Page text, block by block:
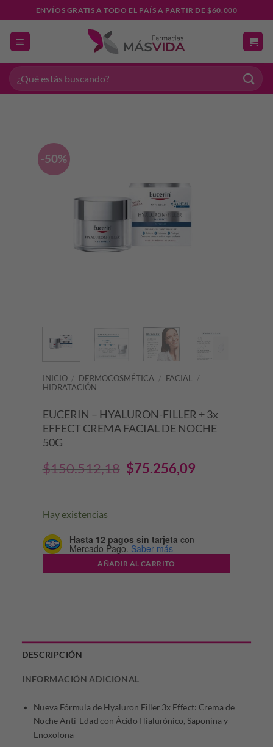
al
contenido
ENVÍOS GRATIS A TODO EL PAÍS A PARTIR DE $60.000
Buscar
por:
-50%
INICIO / DERMOCOSMÉTICA / FACIAL
/
HIDRATACIÓN
EUCERIN – HYALURON-FILLER + 3x
EFFECT CREMA FACIAL DE NOCHE
50G
$150.512,18 El
era:
$150.512,18.
$75.256,09
$75.256,09.
Hay existencias
Hasta 12 pagos sin tarjeta con
Mercado Pago. Saber más
AÑADIR AL CARRITO
DESCRIPCIÓN
INFORMACIÓN ADICIONAL
Nueva Fórmula de Hyaluron Filler 3x Effect: Crema de
Noche Anti-Edad con Ácido Hialurónico, Saponina y
Enoxolona